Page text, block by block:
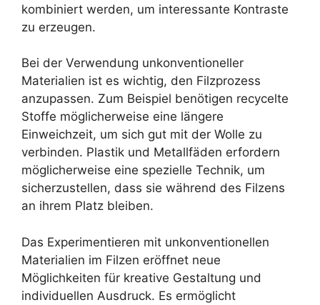
kombiniert werden, um interessante Kontraste
zu erzeugen.
Bei der Verwendung unkonventioneller
Materialien ist es wichtig, den Filzprozess
anzupassen. Zum Beispiel benötigen recycelte
Stoffe möglicherweise eine längere
Einweichzeit, um sich gut mit der Wolle zu
verbinden. Plastik und Metallfäden erfordern
möglicherweise eine spezielle Technik, um
sicherzustellen, dass sie während des Filzens
an ihrem Platz bleiben.
Das Experimentieren mit unkonventionellen
Materialien im Filzen eröffnet neue
Möglichkeiten für kreative Gestaltung und
individuellen Ausdruck. Es ermöglicht